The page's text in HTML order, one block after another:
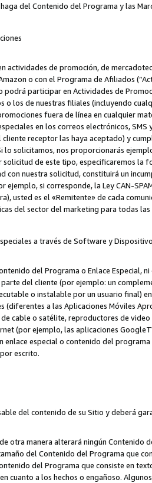
del Contenido del Programa y las
actividades de promoción, de
o con el Programa de Afiliados
podrá participar en Actividades de
o los de nuestras filiales (incluyendo
fuera de línea en cualquier
en los correos electrónicos,
cliente receptor las haya aceptado) y
lo solicitamos, nos proporcionarás
solicitud de este tipo, especificaremos
con nuestra solicitud, constituirá un
ejemplo, si corresponde, la Ley CAN-
usted es el «Remitente» de cada
del sector del marketing para todas
a través de Software y
del Programa o Enlace Especial,
del cliente (por ejemplo: un
o instalable por un usuario final)
a las Aplicaciones Móviles
cable o satélite, reproductores de
(por ejemplo, las aplicaciones
enlace especial o contenido del
escrito.
del contenido de su Sitio y deberá
otra manera alterará ningún
del Contenido del Programa que
del Programa que consiste en
cuanto a los hechos o engañoso.